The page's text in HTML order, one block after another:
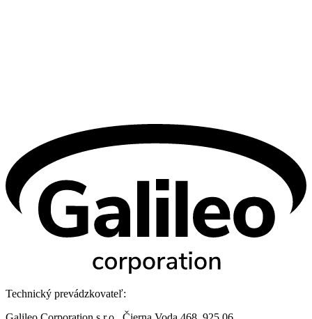
Technický prevádzkovateľ: